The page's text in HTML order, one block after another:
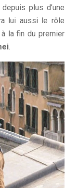
plus d’une
lui aussi le rôle
la fin du premier
.